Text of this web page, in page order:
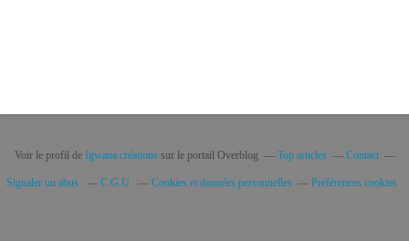
Voir le profil de Igwana créationssur le portail Overblog Top articles Contact
Signaler un abus C.G.U. Cookies et données personnelles Préférences cookies